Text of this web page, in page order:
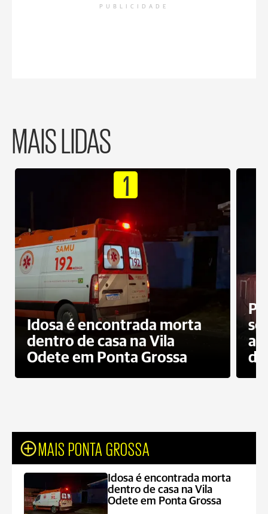
PUBLICIDADE
MAIS LIDAS
1
Idosa é encontrada morta
dentro de casa na Vila
Odete em Ponta Grossa
do
MAIS PONTA GROSSA
Idosa é encontrada morta
dentro de casa na Vila
Odete em Ponta Grossa